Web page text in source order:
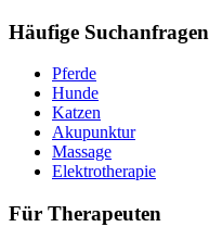
Häufige Suchanfragen
Pferde
Hunde
Katzen
Akupunktur
Massage
Elektrotherapie
Für Therapeuten